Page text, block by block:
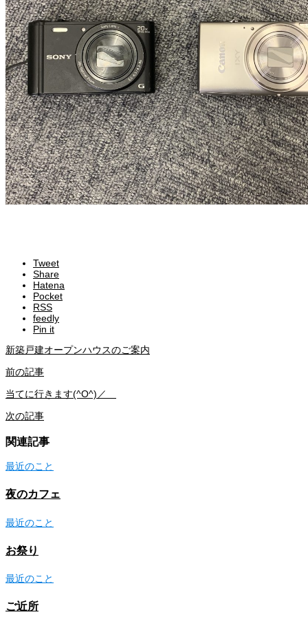
Tweet
Share
Hatena
Pocket
RSS
feedly
Pin it
新築戸建オープンハウスのご案内
前の記事
当てに行きます(^O^)／
次の記事
関連記事
最近のこと
夜のカフェ
最近のこと
お祭り
最近のこと
ご近所